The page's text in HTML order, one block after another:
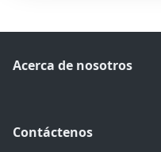
Acerca de nosotros
Contáctenos